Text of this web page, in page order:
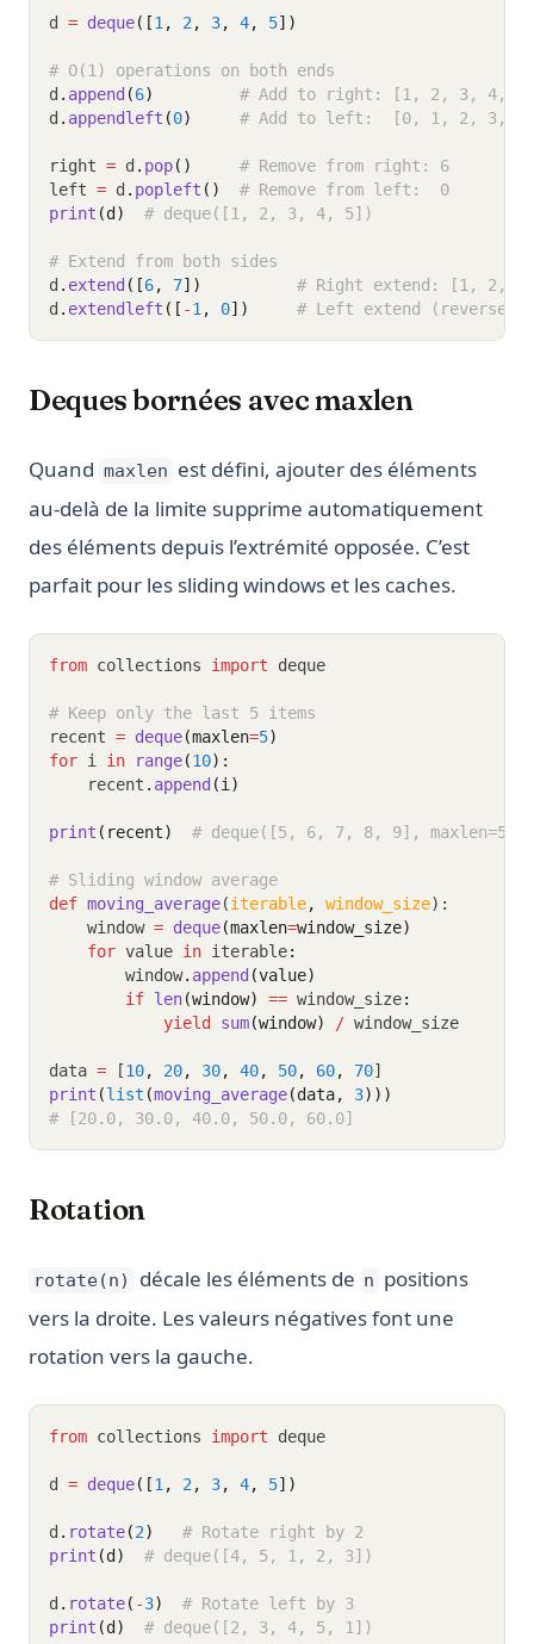
d = deque([1 , 2 , 3, 4, 5])
# O(1) operations on both ends
d . append (6)
# Add to right: [1, 2, 3, 4,
d . appendleft (0) # Add to left:  [0, 1, 2, 3,
right = d . pop()
# Remove from right: 6
left = d . popleft ()
# Remove from left:  0
print (d) # deque([1, 2, 3, 4, 5])
# Extend from both sides
d . extend ([6, 7])
# Right extend: [1, 2,
d . extendleft ([ -1 , 0]) # Left extend
Deques bornées avec maxlen
Quand maxlen est défini, ajouter des éléments
au-delà de la limite supprime automatiquement
des éléments depuis l’extrémité opposée. C’est
parfait pour les sliding windows et les caches.
from collections import deque
# Keep only the last 5 items
recent = deque(maxlen=5)
for i in range(10):
    recent
. append (i)
print (recent) # deque([5, 6, 7, 8, 9], maxlen=5)
# Sliding window average
def moving_average(iterable, window_size):
    window
= deque(maxlen=window_size)
for value in iterable:
        window
. append (value)
if len(window) == window_size:
yield
sum(window) / window_size
data = [10, 20, 30, 40, 50, 60, 70]
print (list (moving_average(data, 3)))
# [20.0, 30.0, 40.0, 50.0, 60.0]
Rotation
rotate(n) décale les éléments de n positions
vers la droite. Les valeurs négatives font une
rotation vers la gauche.
from collections import deque
d = deque([1 , 2 , 3, 4, 5])
d . rotate(2)
# Rotate right by 2
print (d) # deque([4, 5, 1, 2, 3])
d . rotate( -3)
# Rotate left by 3
print (d) # deque([2, 3, 4, 5, 1])